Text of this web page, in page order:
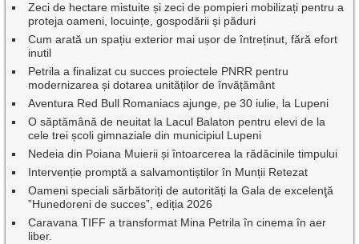
Zeci de hectare mistuite și zeci de pompieri mobilizați pentru a
proteja oameni, locuințe, gospodării și păduri
Cum arată un spațiu exterior mai ușor de întreținut, fără efort
inutil
Petrila a finalizat cu succes proiectele PNRR pentru
modernizarea și dotarea unităților de învățământ
Aventura Red Bull Romaniacs ajunge, pe 30 iulie, la Lupeni
O săptămână de neuitat la Lacul Balaton pentru elevi de la
cele trei școli gimnaziale din municipiul Lupeni
Nedeia din Poiana Muierii și întoarcerea la rădăcinile timpului
Intervenție promptă a salvamontiștilor în Munții Retezat
Oameni speciali sărbătoriți de autorități la Gala de excelenţă
”Hunedoreni de succes”, ediția 2026
Caravana TIFF a transformat Mina Petrila în cinema în aer
liber.